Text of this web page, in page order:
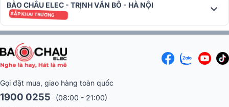
BẢO CHÂU ELEC - TRỊNH VĂN BÔ - HÀ NỘI
SẮP KHAI TRƯƠNG
Gọi đặt mua, giao hàng toàn quốc
1900 0255
(08:00 - 21:00)